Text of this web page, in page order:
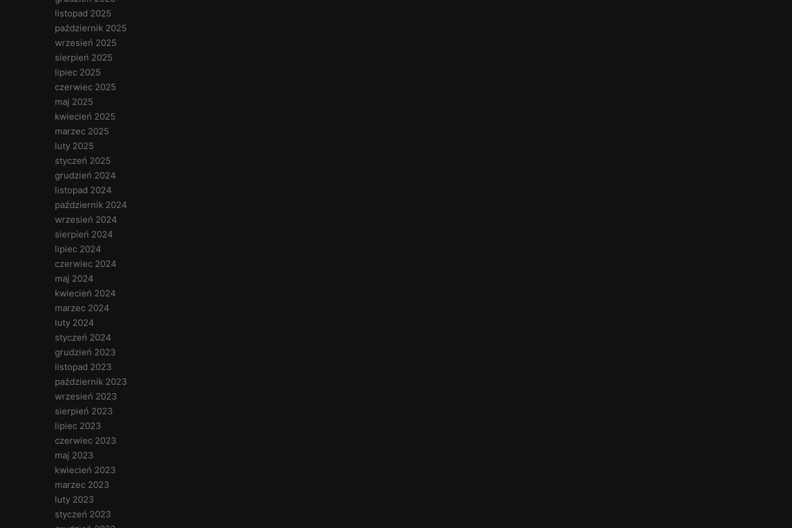
listopad 2025
październik 2025
wrzesień 2025
sierpień 2025
lipiec 2025
czerwiec 2025
maj 2025
kwiecień 2025
marzec 2025
luty 2025
styczeń 2025
grudzień 2024
listopad 2024
październik 2024
wrzesień 2024
sierpień 2024
lipiec 2024
czerwiec 2024
maj 2024
kwiecień 2024
marzec 2024
luty 2024
styczeń 2024
grudzień 2023
listopad 2023
październik 2023
wrzesień 2023
sierpień 2023
lipiec 2023
czerwiec 2023
maj 2023
kwiecień 2023
marzec 2023
luty 2023
styczeń 2023